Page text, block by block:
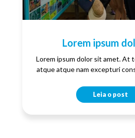
Lorem ipsum
Lorem ipsum dolor sit amet. At
atque atque nam excepturi
Leia o post